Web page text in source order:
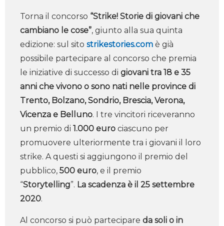
Torna il concorso “Strike! Storie di giovani che
cambiano le cose”, giunto alla sua quinta
edizione: sul sito strikestories.com è già
possibile partecipare al concorso che premia
le iniziative di successo di giovani tra 18 e 35
anni che vivono o sono nati nelle province di
Trento, Bolzano, Sondrio, Brescia, Verona,
Vicenza e Belluno. I tre vincitori riceveranno
un premio di 1.000 euro ciascuno per
promuovere ulteriormente tra i giovani il loro
strike. A questi si aggiungono il premio del
pubblico, 500 euro, e il premio
“Storytelling”. La scadenza è il 25 settembre
2020.
Al concorso si può partecipare da soli o in